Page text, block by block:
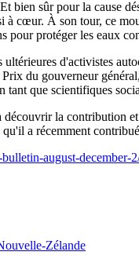
bien sûr pour la cause
à cœur. À son tour, ce
pour protéger les eaux
d'activistes
du gouverneur
tant que scientifiques
la contribution
a récemment
august-december-
Zélande